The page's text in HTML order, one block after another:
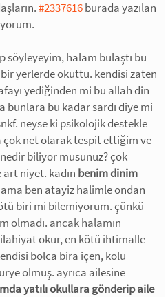
#2337616burada yazılan
söyleyeyim, halam bulaştı bu
yerlerde okuttu. kendisi zaten
yediğinden mi bu allah din
bunlara bu kadar sardı diye mi
neyse ki psikolojik destekle
net olarak tespit ettiğim ve
biliyor musunuz? çok
niyet. kadın benim dinim
ben atayiz halimle ondan
biri mi bilemiyorum. çünkü
olmadı. ancak halamın
okur, en kötü ihtimalle
bolca bira içen, kolu
olmuş. ayrıca ailesine
yatılı okullara gönderip aile